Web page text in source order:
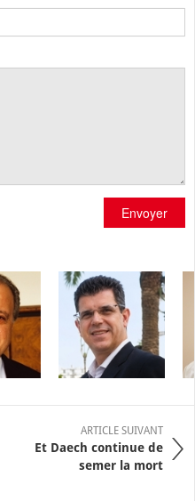
Envoyer
ARTICLE SUIVANT
Et Daech continue de
semer la mort